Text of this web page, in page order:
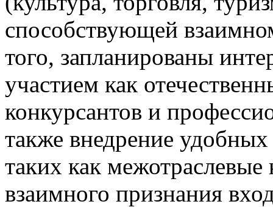
способствующей
того, запланированы
участием как
конкурсантов и
также внедрение
таких как
взаимного признания